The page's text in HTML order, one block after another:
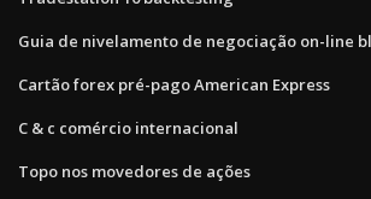
Guia de nivelamento de negociação on-line
Cartão forex pré-pago American Express
C & c comércio internacional
Topo nos movedores de ações